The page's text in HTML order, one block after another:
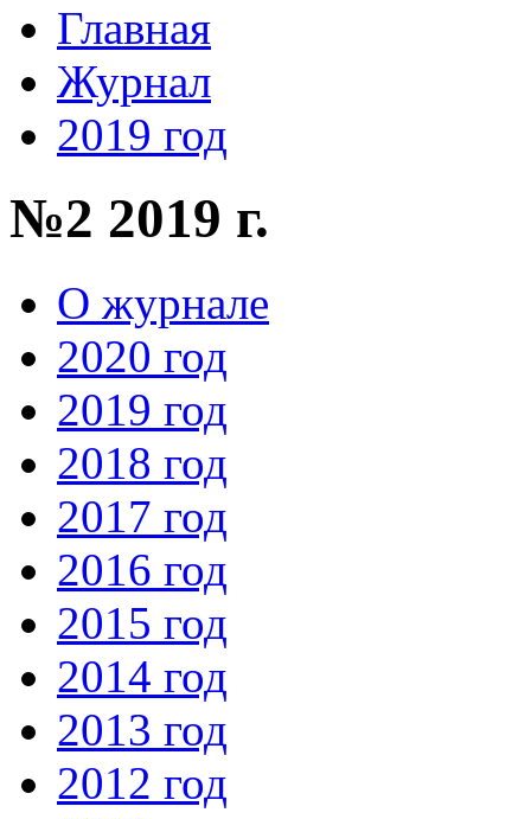
Главная
Журнал
2019 год
№2 2019 г.
О журнале
2020 год
2019 год
2018 год
2017 год
2016 год
2015 год
2014 год
2013 год
2012 год